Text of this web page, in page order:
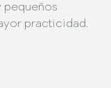
pequeños
practicidad.